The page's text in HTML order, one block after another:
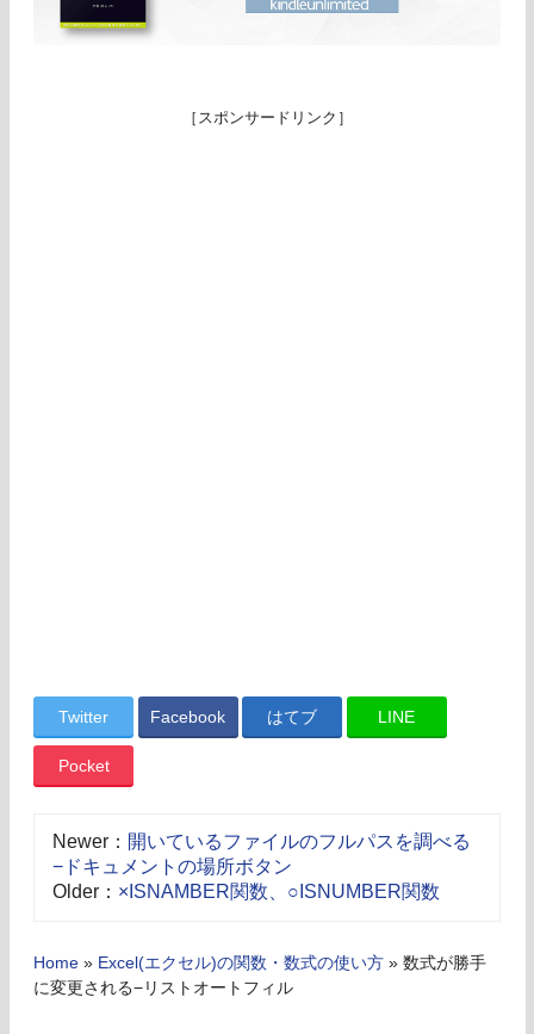
［スポンサードリンク］
Twitter Facebook はてブ LINE
Pocket
Newer： 開いているファイルのフルパスを調べる
−ドキュメントの場所ボタン
Older： ×ISNAMBER関数、○ISNUMBER関数
Home » Excel(エクセル)の関数・数式の使い方 » 数式が勝手
に変更される−リストオートフィル